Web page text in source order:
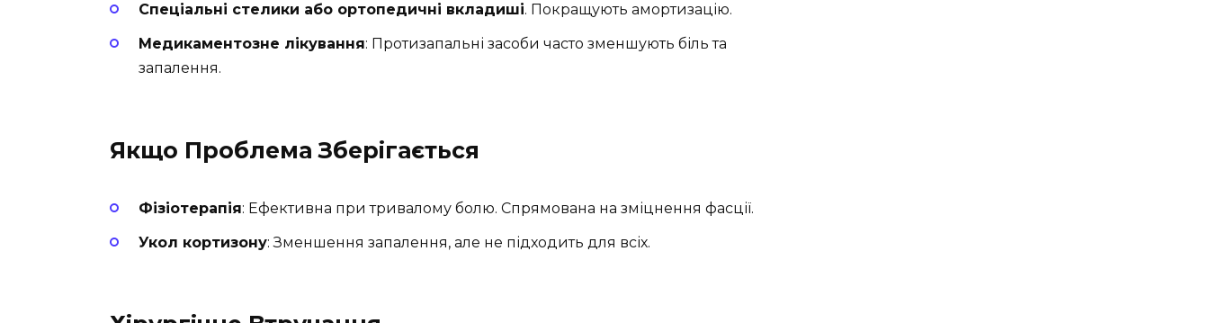
Спеціальні стелики або ортопедичні вкладиші. Покращують амортизацію.
Медикаментозне лікування: Протизапальні засоби часто зменшують біль та
запалення.
Якщо Проблема Зберігається
Фізіотерапія: Ефективна при тривалому болю. Спрямована на зміцнення фасції.
Укол кортизону: Зменшення запалення, але не підходить для всіх.